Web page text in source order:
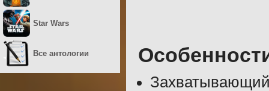
Захватывающий
Star Wars
Все антологии